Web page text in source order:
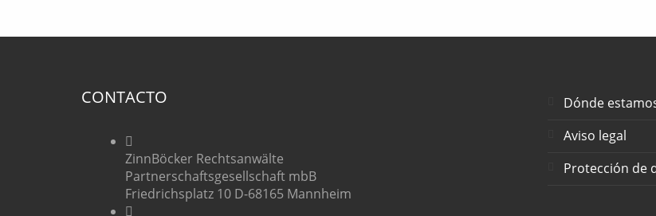
CONTACTO
ZinnBöcker Rechtsanwälte
Partnerschaftsgesellschaft mbB
Friedrichsplatz 10 D-68165 Mannheim
Dónde
Aviso legal
Protección de